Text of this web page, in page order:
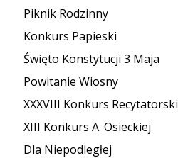
Piknik Rodzinny
Konkurs Papieski
Święto Konstytucji 3 Maja
Powitanie Wiosny
XXXVIII Konkurs Recytatorski
XIII Konkurs A. Osieckiej
Dla Niepodległej